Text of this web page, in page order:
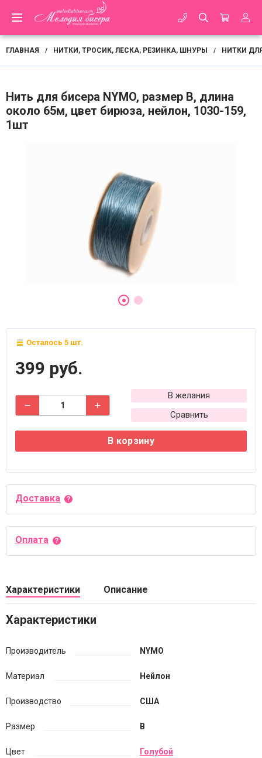
ГЛАВНАЯ / НИТКИ, ТРОСИК, ЛЕСКА, РЕЗИНКА, ШНУРЫ / НИТКИ
Нить для бисера NYMO, размер B, длина
около 65м, цвет бирюза, нейлон, 1030-159,
1шт
Осталось 5 шт.
399 руб.
В желания
Сравнить
В корзину
Доставка
Оплата
Характеристики Описание
Характеристики
Производитель NYMO
Материал Нейлон
Производство США
Размер B
Цвет Голубой